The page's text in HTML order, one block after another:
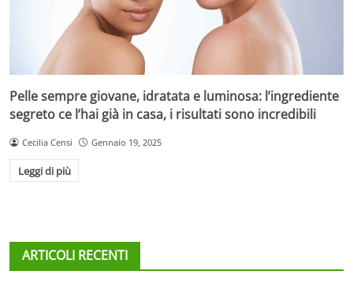
Pelle sempre giovane, idratata e luminosa: l’ingrediente
segreto ce l’hai già in casa, i risultati sono incredibili
Cecilia Censi Gennaio 19, 2025
Leggi di più
ARTICOLI RECENTI